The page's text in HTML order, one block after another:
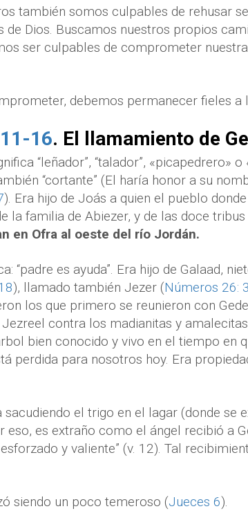
también somos culpables de rehusar
de Dios. Buscamos nuestros propios
ser culpables de comprometer
debemos permanecer fieles a
16. El llamamiento de
“leñador”, “talador”, «picapedrero»
“cortante” (El haría honor a su
). Era hijo de Joás a quien el pueblo
la familia de Abiezer, y de las doce
en Ofra al oeste del río Jordán.
“padre es ayuda”. Era hijo de Galaad,
), llamado también Jezer (Números 26:
los que primero se reunieron con
contra los madianitas y
bien conocido y vivo en el tiempo en
perdida para nosotros hoy. Era
sacudiendo el trigo en el lagar (donde se
eso, es extraño como el ángel recibió a
y valiente” (v. 12). Tal
siendo un poco temeroso (Jueces 6).